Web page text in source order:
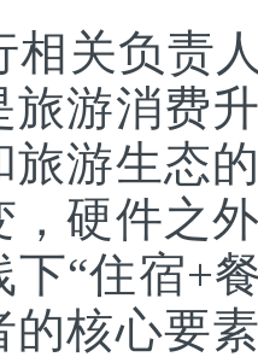
负责人
旅游消费
旅游生态
，硬件之
“住宿+
的核心要